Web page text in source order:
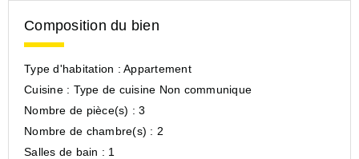
Composition du bien
Type d'habitation : Appartement
Cuisine : Type de cuisine Non communique
Nombre de pièce(s) :3
Nombre de chambre(s) : 2
Salles de bain : 1